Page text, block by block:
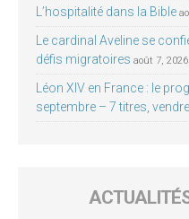
L’hospitalité dans la Bible
Le cardinal Aveline se
défis migratoires août 7, 2026
Léon XIV en France : le
septembre – 7 titres,